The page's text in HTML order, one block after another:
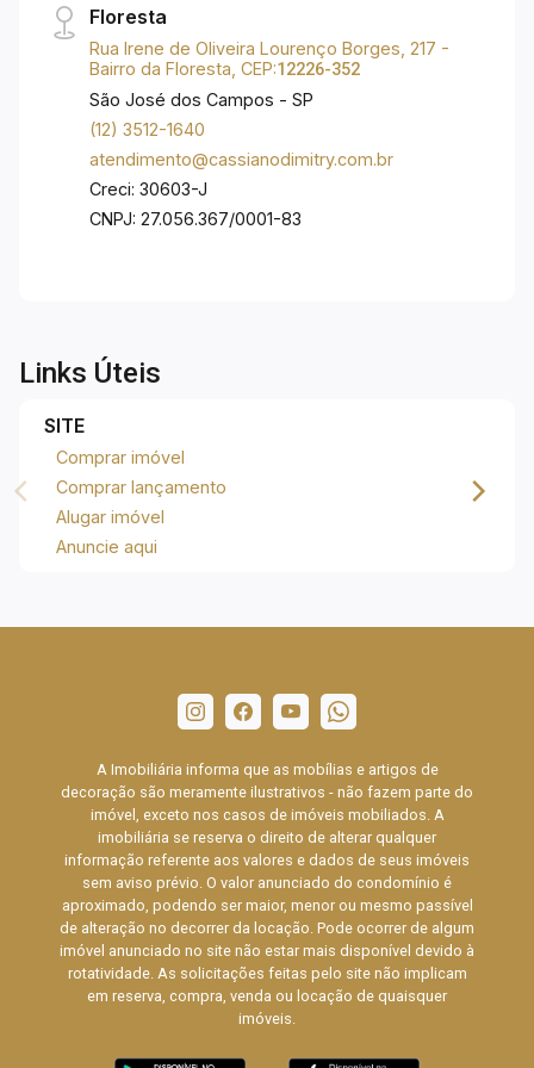
Floresta
Rua Irene de Oliveira Lourenço Borges, 217 -
Bairro da Floresta, CEP:12226-352
São José dos Campos - SP
(12) 3512-1640
atendimento@cassianodimitry.com.br
Creci: 30603-J
CNPJ: 27.056.367/0001-83
Links Úteis
SITE
Comprar imóvel
Comprar lançamento
Alugar imóvel
Anuncie aqui
A Imobiliária informa que as mobílias e artigos de
decoração são meramente ilustrativos - não fazem parte do
imóvel, exceto nos casos de imóveis mobiliados. A
imobiliária se reserva o direito de alterar qualquer
informação referente aos valores e dados de seus imóveis
sem aviso prévio. O valor anunciado do condomínio é
aproximado, podendo ser maior, menor ou mesmo passível
de alteração no decorrer da locação. Pode ocorrer de algum
imóvel anunciado no site não estar mais disponível devido à
rotatividade. As solicitações feitas pelo site não implicam
em reserva, compra, venda ou locação de quaisquer
imóveis.